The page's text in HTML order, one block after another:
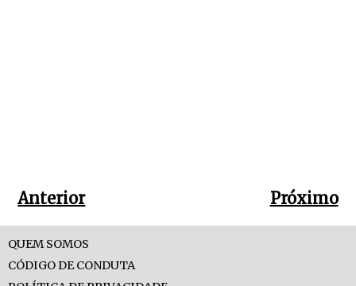
Anterior Próximo
QUEM SOMOS
CÓDIGO DE CONDUTA